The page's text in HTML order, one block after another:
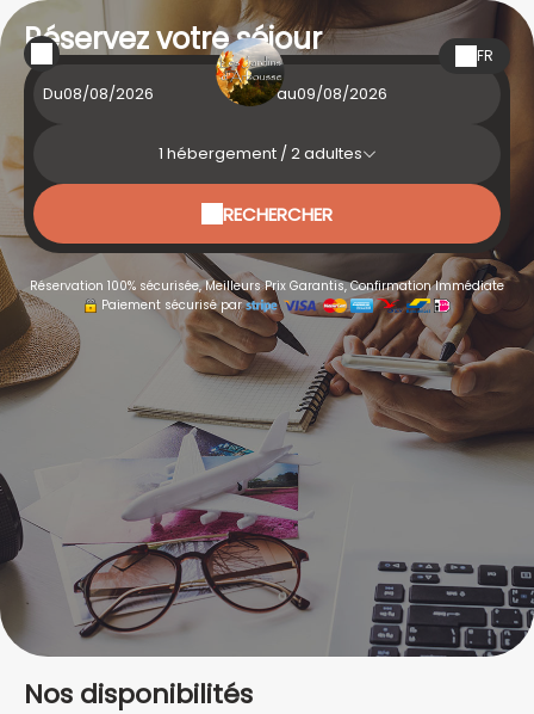
FR
Réservez votre séjour
Du au
1 hébergement /2adultes
RECHERCHER
Réservation 100% sécurisée, Meilleurs Prix Garantis, Confirmation Immédiate
Paiement sécurisé par
Nos disponibilités